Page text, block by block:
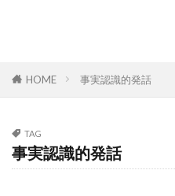
HOME 事実認識的発話
TAG
事実認識的発話